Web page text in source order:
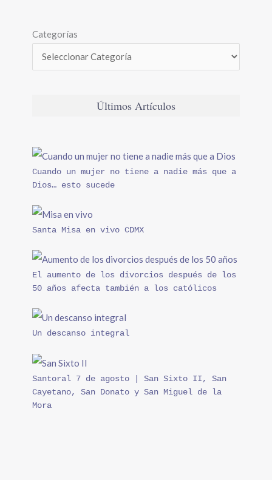
Categorías
Últimos Artículos
Cuando un mujer no tiene a nadie más que a
Dios… esto sucede
Santa Misa en vivo CDMX
El aumento de los divorcios después de los
50 años afecta también a los católicos
Un descanso integral
Santoral 7 de agosto | San Sixto II, San
Cayetano, San Donato y San Miguel de la
Mora